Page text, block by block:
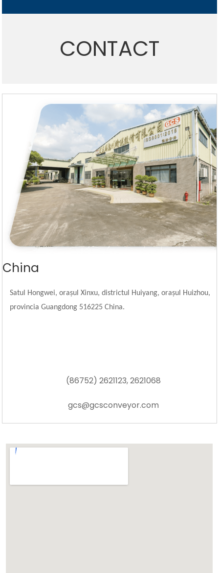
CONTACT
China
Satul Hongwei, orașul Xinxu, districtul Huiyang, orașul Huizhou,
provincia Guangdong 516225 China.
(86752) 2621123, 2621068
gcs@gcsconveyor.com